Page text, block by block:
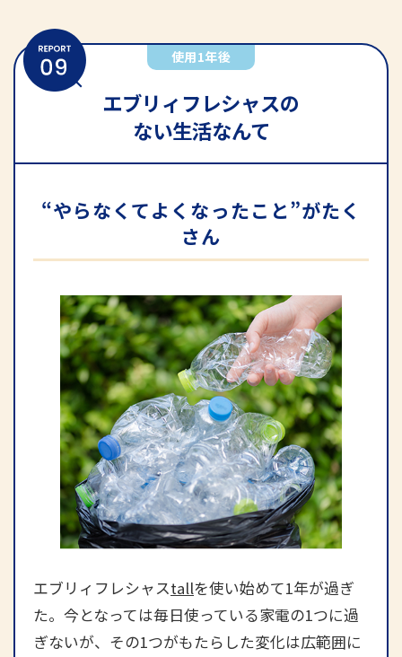
体験レポート
BEAMS DESIGN公式動画
使用1年後
エブリィフレシャスの
ない生活なんて
“やらなくてよくなったこと”がたく
さん
エブリィフレシャスtallを使い始めて1年が過ぎ
た。今となっては毎日使っている家電の1つに過
ぎないが、その1つがもたらした変化は広範囲に